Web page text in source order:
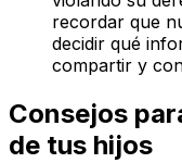
recordar que
decidir qué
compartir y
Consejos
de tus hijos